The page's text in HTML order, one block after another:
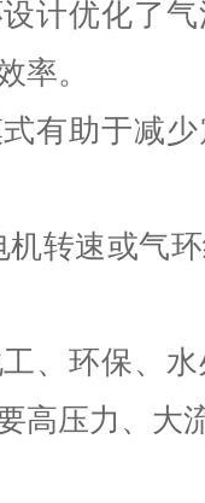
计优化了
率。
有助于减
转速或气
、环保、
高压力、大